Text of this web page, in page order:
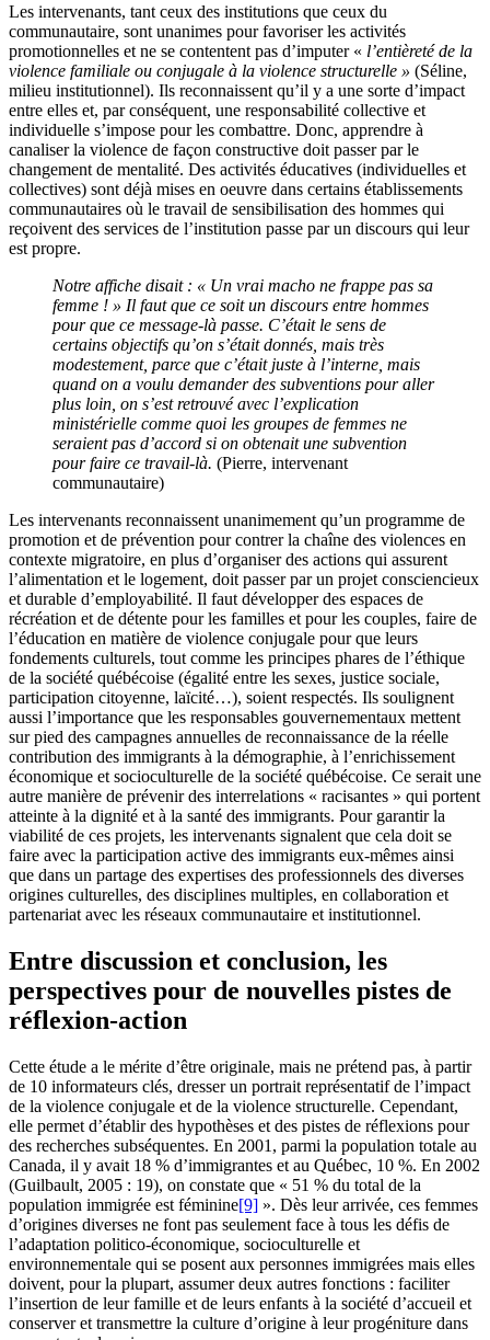
Les intervenants, tant ceux des institutions que ceux du
communautaire, sont unanimes pour favoriser les activités
promotionnelles et ne se contentent pas d’imputer « l’entièreté de la
violence familiale ou conjugale à la violence structurelle » (Séline,
milieu institutionnel). Ils reconnaissent qu’il y a une sorte d’impact
entre elles et, par conséquent, une responsabilité collective et
individuelle s’impose pour les combattre. Donc, apprendre à
canaliser la violence de façon constructive doit passer par le
changement de mentalité. Des activités éducatives (individuelles et
collectives) sont déjà mises en oeuvre dans certains établissements
communautaires où le travail de sensibilisation des hommes qui
reçoivent des services de l’institution passe par un discours qui leur
est propre.
Notre affiche disait : « Un vrai macho ne frappe pas sa
femme ! » Il faut que ce soit un discours entre hommes
pour que ce message-là passe. C’était le sens de
certains objectifs qu’on s’était donnés, mais très
modestement, parce que c’était juste à l’interne, mais
quand on a voulu demander des subventions pour aller
plus loin, on s’est retrouvé avec l’explication
ministérielle comme quoi les groupes de femmes ne
seraient pas d’accord si on obtenait une subvention
pour faire ce travail-là. (Pierre, intervenant
communautaire)
Les intervenants reconnaissent unanimement qu’un programme de
promotion et de prévention pour contrer la chaîne des violences en
contexte migratoire, en plus d’organiser des actions qui assurent
l’alimentation et le logement, doit passer par un projet consciencieux
et durable d’employabilité. Il faut développer des espaces de
récréation et de détente pour les familles et pour les couples, faire de
l’éducation en matière de violence conjugale pour que leurs
fondements culturels, tout comme les principes phares de l’éthique
de la société québécoise (égalité entre les sexes, justice sociale,
participation citoyenne, laïcité…), soient respectés. Ils soulignent
aussi l’importance que les responsables gouvernementaux mettent
sur pied des campagnes annuelles de reconnaissance de la réelle
contribution des immigrants à la démographie, à l’enrichissement
économique et socioculturelle de la société québécoise. Ce serait une
autre manière de prévenir des interrelations « racisantes » qui portent
atteinte à la dignité et à la santé des immigrants. Pour garantir la
viabilité de ces projets, les intervenants signalent que cela doit se
faire avec la participation active des immigrants eux-mêmes ainsi
que dans un partage des expertises des professionnels des diverses
origines culturelles, des disciplines multiples, en collaboration et
partenariat avec les réseaux communautaire et institutionnel.
Entre discussion et conclusion, les
perspectives pour de nouvelles pistes de
réflexion-action
Cette étude a le mérite d’être originale, mais ne prétend pas, à partir
de 10 informateurs clés, dresser un portrait représentatif de l’impact
de la violence conjugale et de la violence structurelle. Cependant,
elle permet d’établir des hypothèses et des pistes de réflexions pour
des recherches subséquentes. En 2001, parmi la population totale au
Canada, il y avait 18 % d’immigrantes et au Québec, 10 %. En 2002
(Guilbault, 2005 : 19), on constate que « 51 % du total de la
population immigrée est féminine[9] ». Dès leur arrivée, ces femmes
d’origines diverses ne font pas seulement face à tous les défis de
l’adaptation politico-économique, socioculturelle et
environnementale qui se posent aux personnes immigrées mais elles
doivent, pour la plupart, assumer deux autres fonctions : faciliter
l’insertion de leur famille et de leurs enfants à la société d’accueil et
conserver et transmettre la culture d’origine à leur progéniture dans